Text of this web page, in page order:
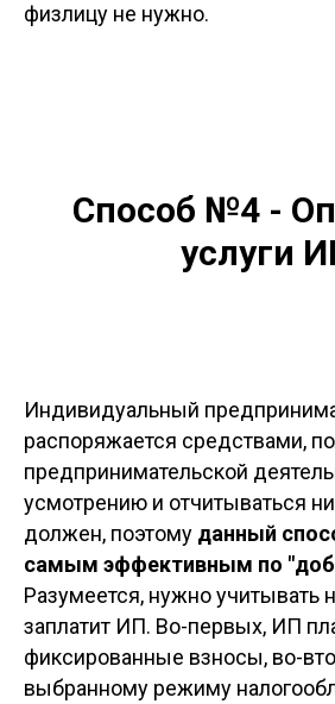
физлицу не нужно.
Способ №4 -
услуги
Индивидуальный
распоряжается средствами,
предпринимательской
усмотрению и отчитываться
должен, поэтому данный
самым эффективным по
Разумеется, нужно учитывать
заплатит ИП. Во-первых, ИП
фиксированные взносы, во-
выбранному режиму